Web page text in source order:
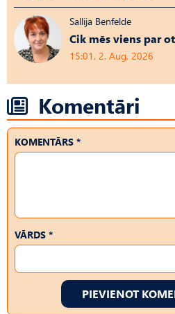
Sallija Benfelde
Cik mēs viens par
15:01, 2. Aug, 2026
Komentāri
KOMENTĀRS *
VĀRDS *
PIEVIENOT